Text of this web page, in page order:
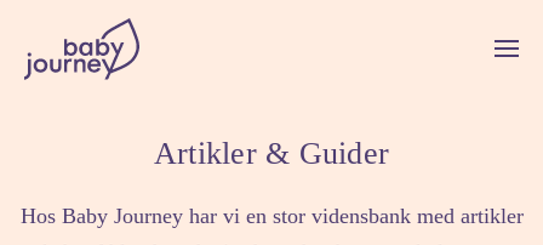
Artikler & Guider
Hos Baby Journey har vi en stor vidensbank med artikler